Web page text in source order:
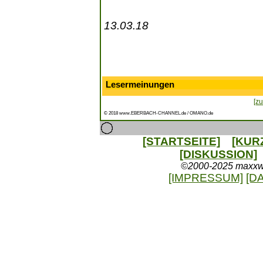
13.03.18
Lesermeinungen
© 2018 www.EBERBACH-CHANNEL.de / OMANO.de
[STARTSEITE]
[DISKUSSION]
©2000-2025
[IMPRESSUM]